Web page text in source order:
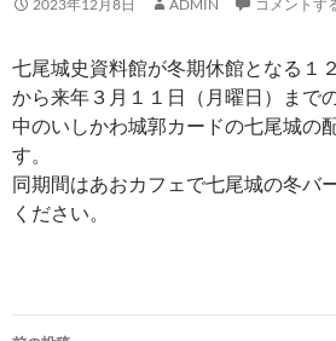
2023年12月8日 ADMIN コメントす
七尾城史資料館が冬期休館となる１
から来年３月１１日（月曜日）まで
中のいしかわ城郭カードの七尾城の
す。
同期間はあおカフェで七尾城の冬バ
ください。